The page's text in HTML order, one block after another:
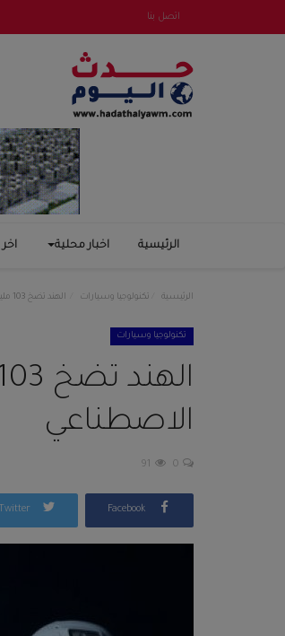
اتصل بنا
الرئيسية اخبار محلية اخر
الرئيسية تكنولوجيا وسيارات الهند تضخ 103 مليارات روبية في مشروعات الذكاء الاصطناعي
تكنولوجيا وسيارات
الاصطناعي
0
91
Facebook
Twitter